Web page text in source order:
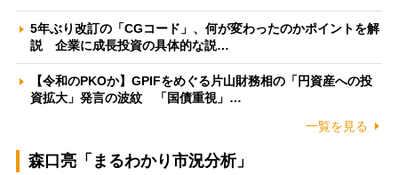
5年ぶり改訂の「CGコード」、何が変わったのかポイントを解
説 企業に成長投資の具体的な説…
【令和のPKOか】GPIFをめぐる片山財務相の「円資産への投
資拡大」発言の波紋 「国債重視」…
一覧を見る
森口亮「まるわかり市況分析」